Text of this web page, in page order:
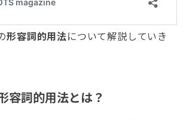
形容詞的用法について解説していき
容詞的用法とは ？